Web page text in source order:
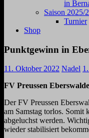
in
Saison 2025/
Turnier
Shop
Punktgewinn in
11. Oktober 2022 Nadel
FV Preussen
Der FV Preussen
am Samstag torlos. Somit
abgeluchst werden.
wieder stabilisiert